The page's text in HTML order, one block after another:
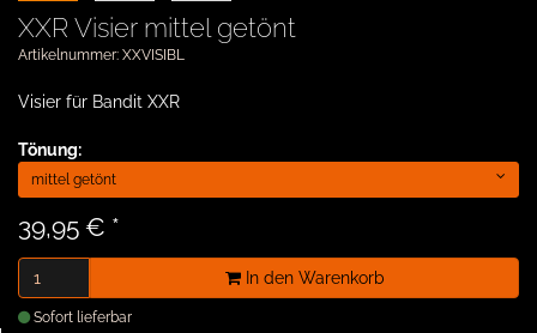
XXR Visier mittel getönt
Artikelnummer: XXVISIBL
Visier für Bandit XXR
Tönung:
mittel getönt
39,95 € *
In den Warenkorb
Sofort lieferbar